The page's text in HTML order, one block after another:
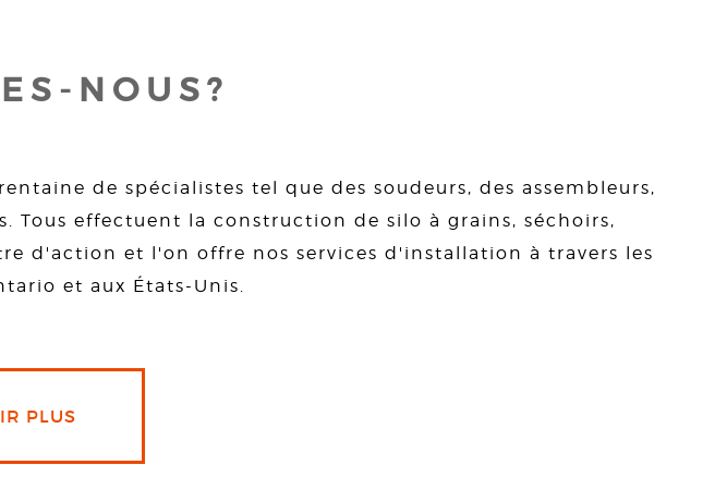
NOUS?
de spécialistes tel que des soudeurs, des assembleurs,
effectuent la construction de silo à grains, séchoirs,
d'action et l'on offre nos services d'installation à travers les
et aux États-Unis.
PLUS